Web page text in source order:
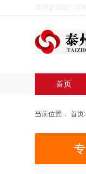
首页
当前位置： 首页